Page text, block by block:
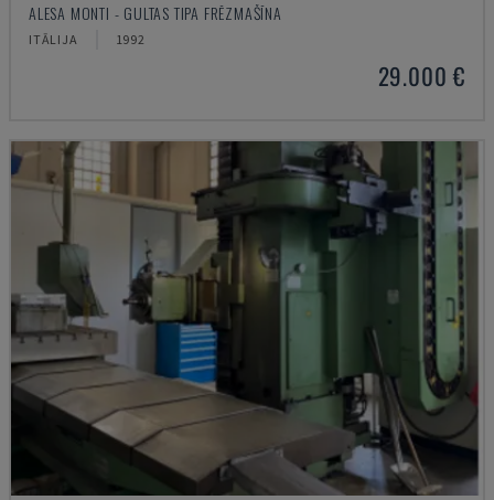
ALESA MONTI - GULTAS TIPA FRĒZMAŠĪNA
ITĀLIJA 1992
29.000 €